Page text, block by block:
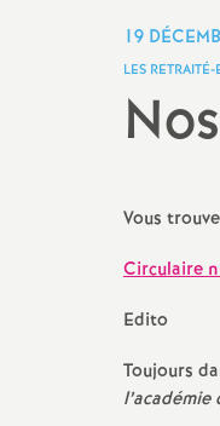
Seine-
19
LES RETRAITÉ-
Vous
Circulaire
Edito
Toujours